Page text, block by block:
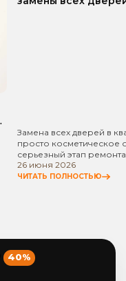
Замена всех дверей в
просто косметическое
серьезный этап
26 июня 2026
ЧИТАТЬ ПОЛНОСТЬЮ
40%